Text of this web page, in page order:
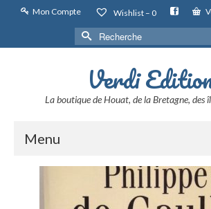
Mon Compte Wishlist – 0
Rechercher :
Verdi
La boutique de Houat, de la Bretagne, des
Menu